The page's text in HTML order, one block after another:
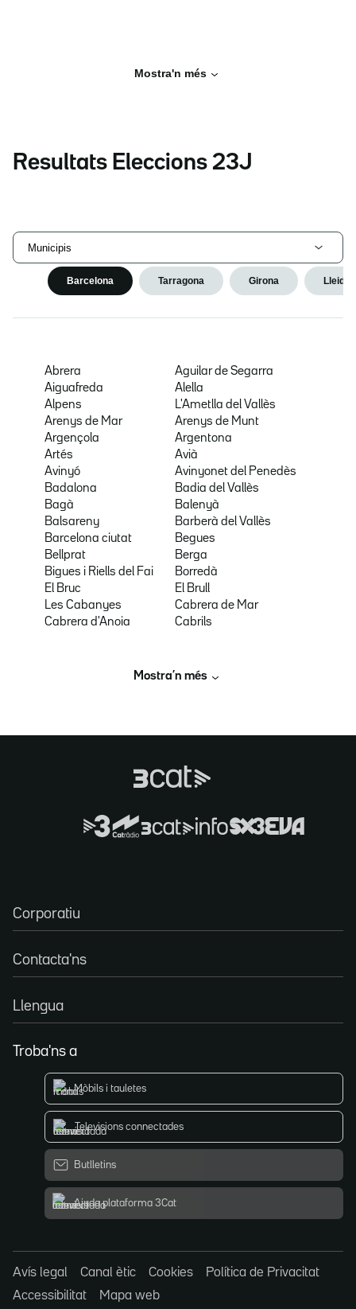
Mostra'n més
Resultats Eleccions 23J
Municipis
Barcelona Tarragona Girona Lleida
Abrera
Aguilar de Segarra
Aiguafreda
Alella
Alpens
L'Ametlla del Vallès
Arenys de Mar
Arenys de Munt
Argençola
Argentona
Artés
Avià
Avinyó
Avinyonet del Penedès
Badalona
Badia del Vallès
Bagà
Balenyà
Balsareny
Barberà del Vallès
Barcelona ciutat
Begues
Bellprat
Berga
Bigues i Riells del Fai
Borredà
El Bruc
El Brull
Les Cabanyes
Cabrera de Mar
Cabrera d'Anoia
Cabrils
Mostra’n més
Corporatiu
Contacta'ns
Llengua
Troba'ns a
Mòbils i tauletes
Televisions connectades
Butlletins
Ajuda plataforma 3Cat
Avís legal Canal ètic Cookies
Política de Privacitat
Accessibilitat
Mapa web